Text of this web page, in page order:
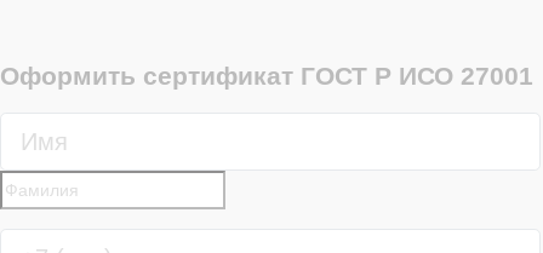
Оформить сертификат ГОСТ Р ИСО 27001